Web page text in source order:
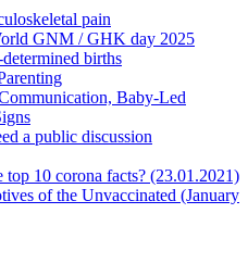
pain
GNM / GHK day 2025
births
Baby-Led
a public discussion
10 corona facts? (23.01.2021)
of the Unvaccinated (January